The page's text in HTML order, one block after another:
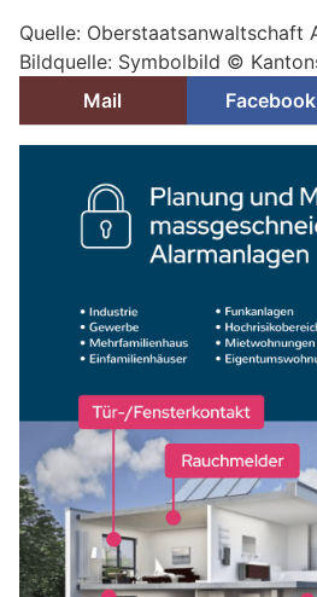
Quelle: Oberstaatsanwaltschaft
Bildquelle: Symbolbild ©
Mail
Facebook